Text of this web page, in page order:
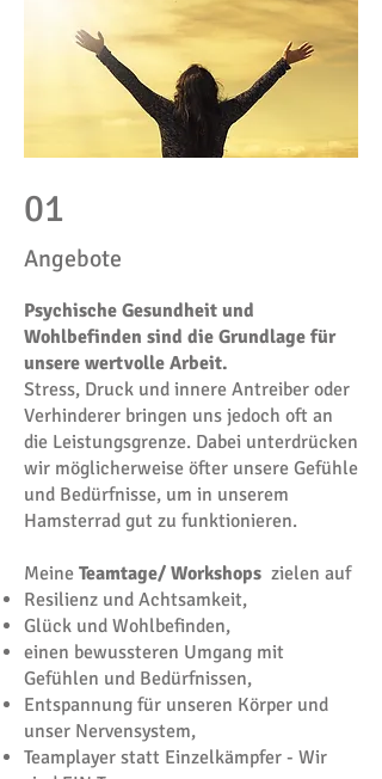
01
Angebote
Psychische Gesundheit und
Wohlbefinden sind die Grundlage für
unsere wertvolle Arbeit.
Stress, Druck und innere Antreiber oder
Verhinderer bringen uns jedoch oft an
die Leistungsgrenze. Dabei unterdrücken
wir möglicherweise öfter unsere Gefühle
und Bedürfnisse, um in unserem
Hamsterrad gut zu funktionieren.
Meine Teamtage/ Workshops zielen auf
Resilienz und Achtsamkeit,
Glück und Wohlbefinden,
einen bewussteren Umgang mit
Gefühlen und Bedürfnissen,
Entspannung für unseren Körper und
unser Nervensystem,
Teamplayer statt Einzelkämpfer - Wir